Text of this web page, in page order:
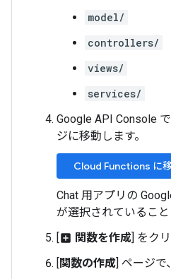
model/
controllers/
views/
services/
Google API Console
ジに移動します。
Cloud Functions に
Chat 用アプリの
が選択されていること
[add_box 関数を作成] をク
[関数の作成] ページで